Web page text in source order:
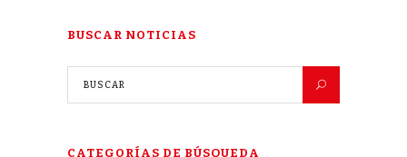
BUSCAR NOTICIAS
CATEGORÍAS DE BÚSQUEDA